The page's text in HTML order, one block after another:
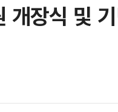
개장식 및